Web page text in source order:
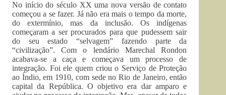
No início do século XX uma nova versão de contato
começou a se fazer. Já não era mais o tempo da morte,
do extermínio, mas da inclusão. Os indígenas
começaram a ser procurados para que pudessem sair
do seu estado “selvagem” fazendo parte da
“civilização”. Com o lendário Marechal Rondon
acabava-se a caça e começava um processo de
integração. Foi ele quem criou o Serviço de Proteção
ao Índio, em 1910, com sede no Rio de Janeiro, então
capital da República. O objetivo era dar amparo e